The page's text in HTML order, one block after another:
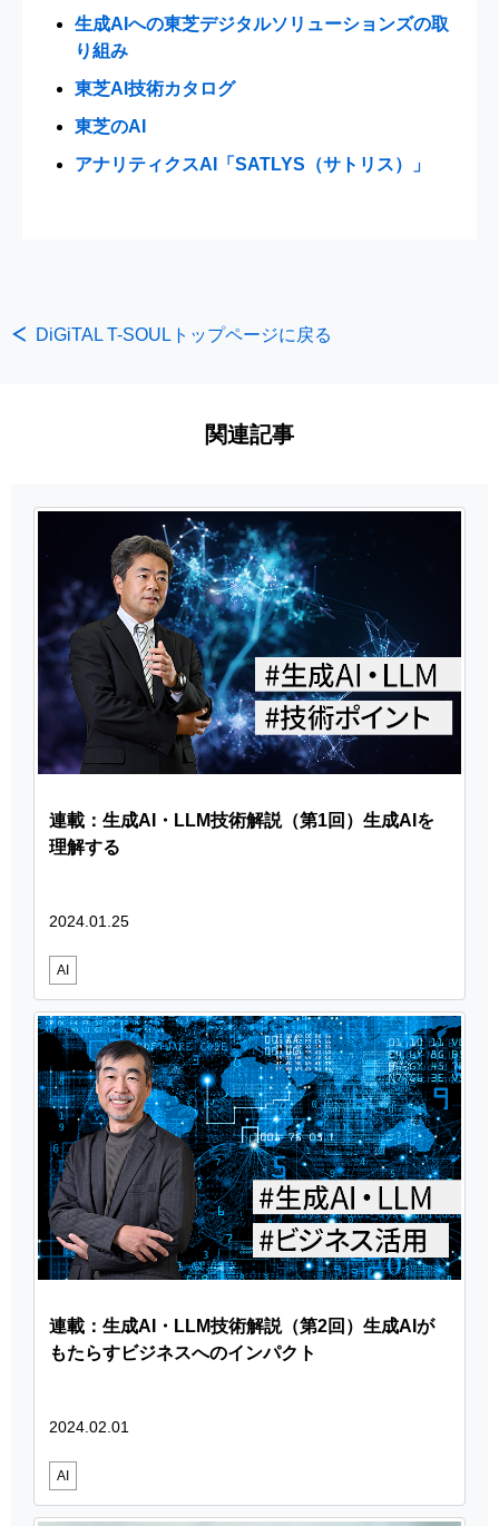
生成AIへの東芝デジタルソリューションズの取
り組み
東芝AI技術カタログ
東芝のAI
アナリティクスAI「SATLYS（サトリス）」
DiGiTAL T-SOULトップページに戻る
関連記事
連載：生成AI・LLM技術解説（第1回）生成AIを
理解する
2024.01.25
AI
連載：生成AI・LLM技術解説（第2回）生成AIが
もたらすビジネスへのインパクト
2024.02.01
AI